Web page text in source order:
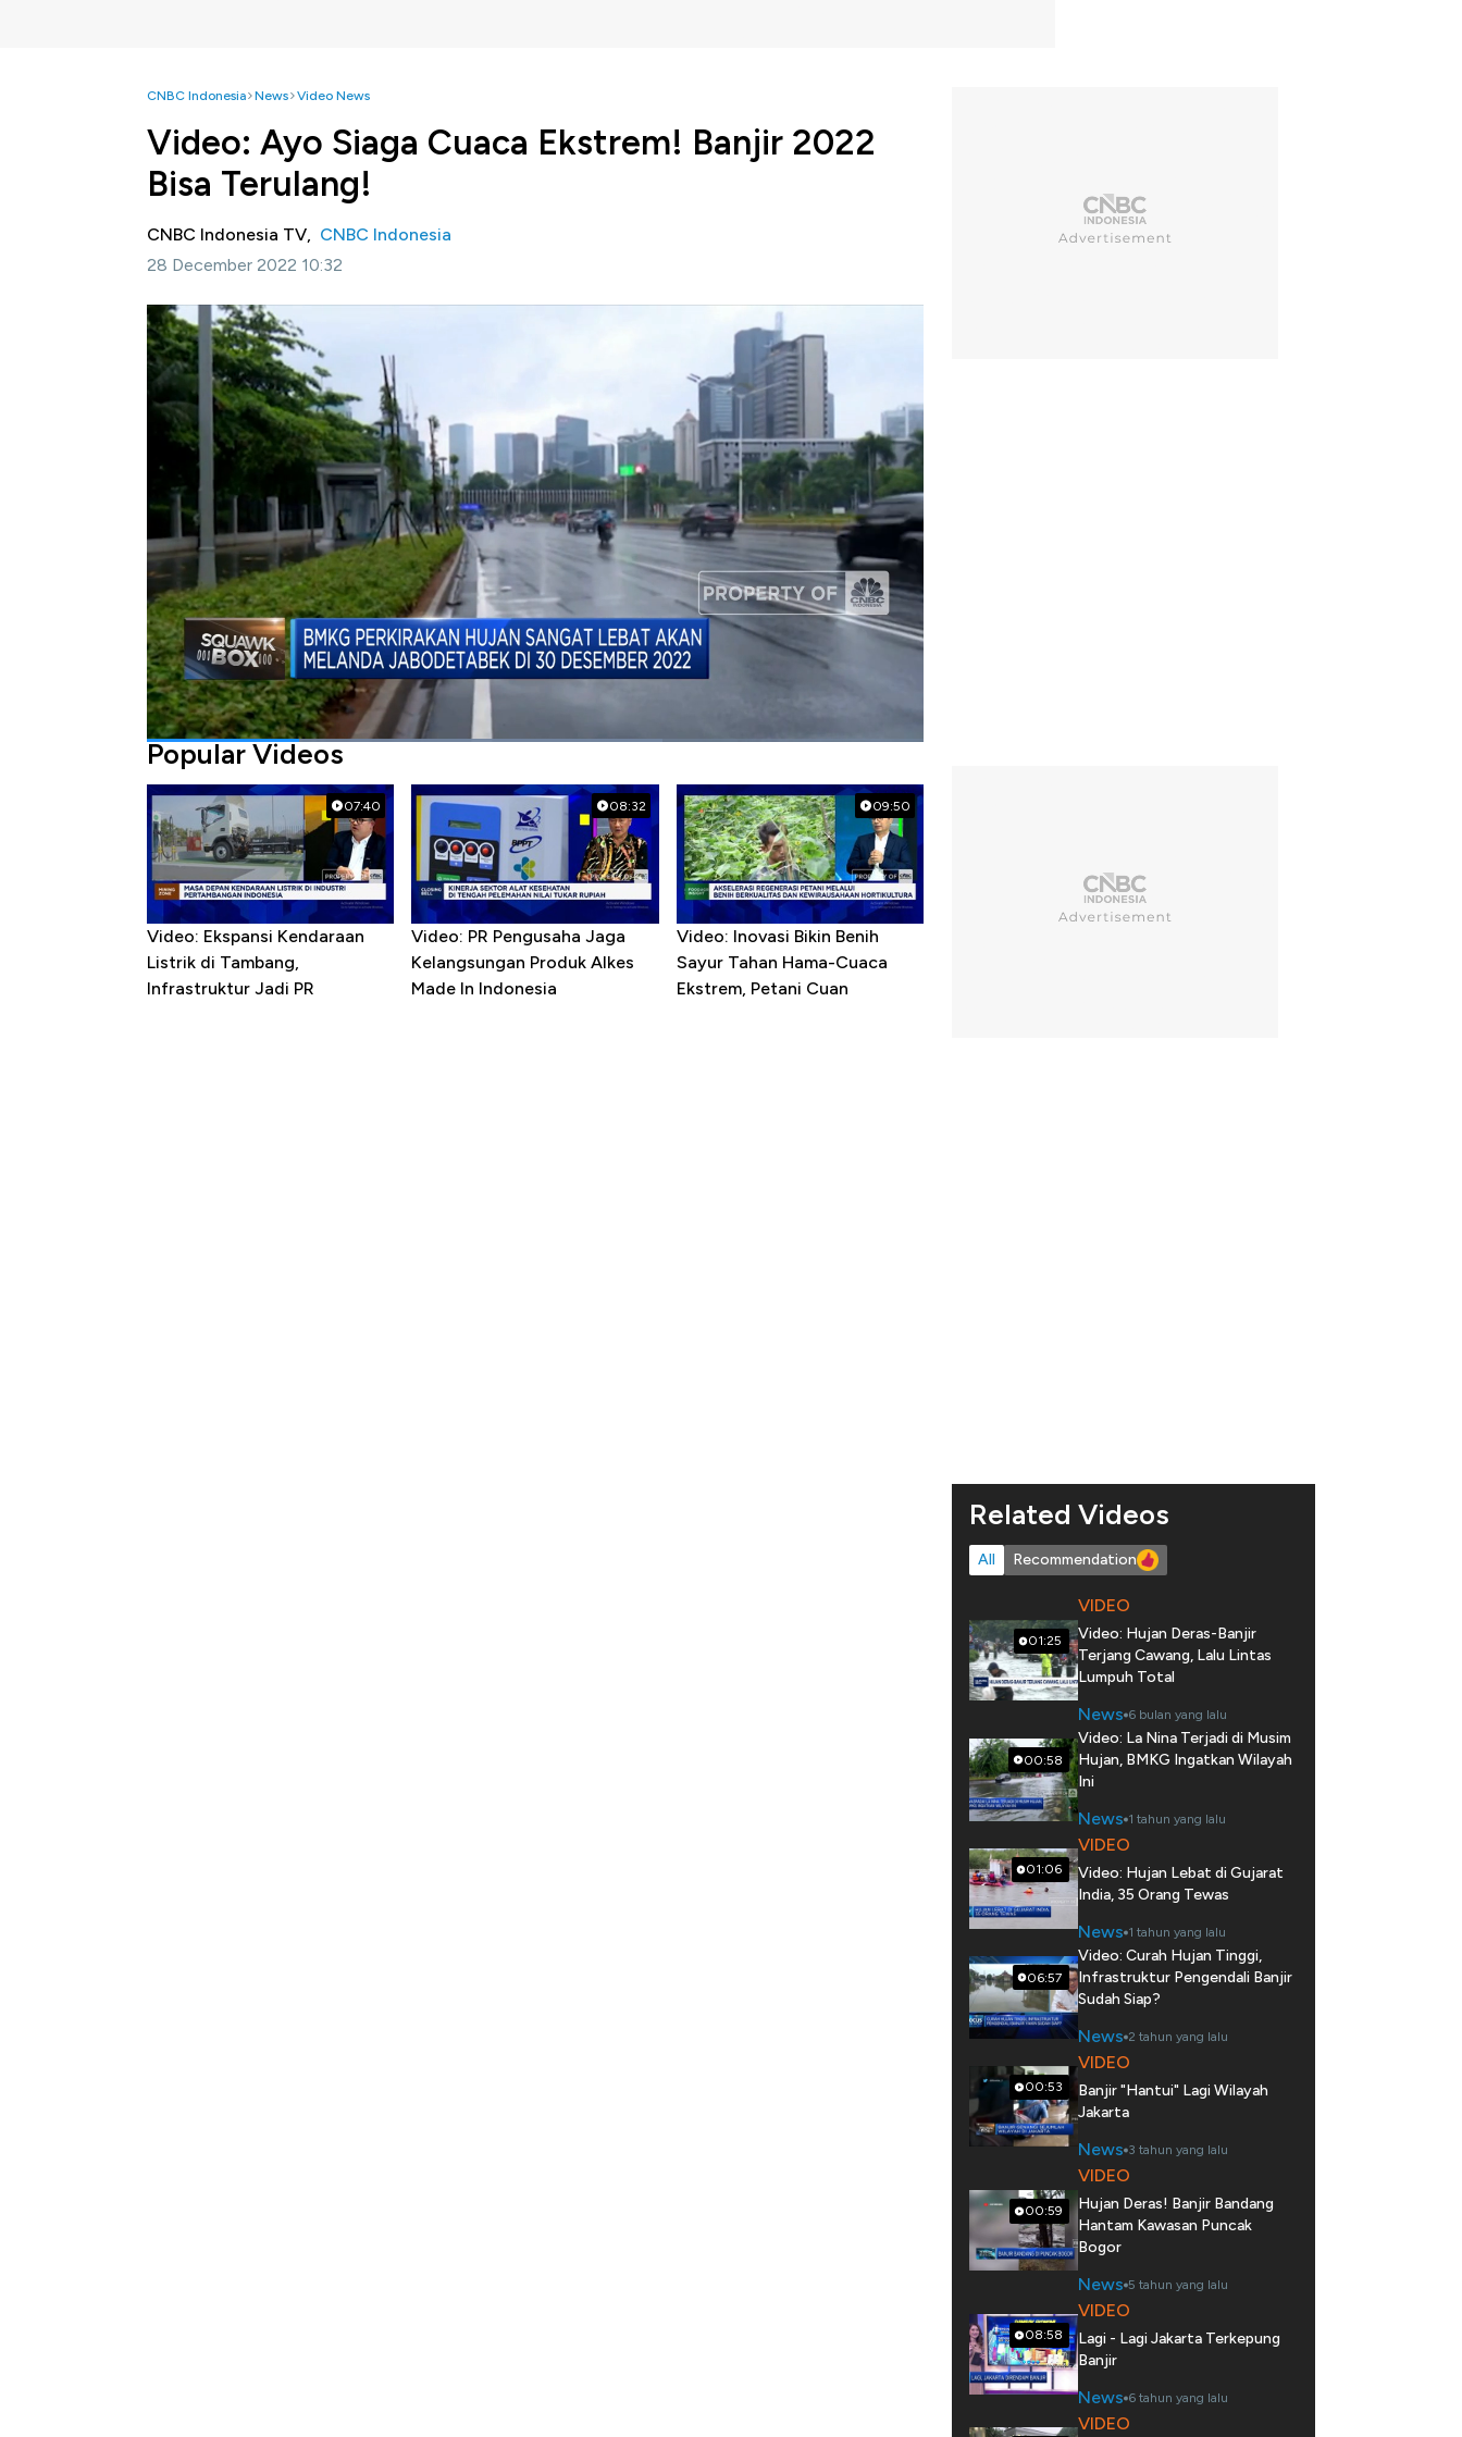
CNBC Indonesia News Video News
Video: Ayo Siaga Cuaca Ekstrem! Banjir 2022
Bisa Terulang!
CNBC Indonesia TV, CNBC Indonesia
28 December 2022 10:32
Jakarta, CNBC Indonesia-
BMKG memperkirakan wilayah Jabodetabek akan mengalami hujan
ekstrem atau sangat lebat pada 30 Desember 2022. Perkiraan ini berbeda dengan perkiraan pusat
riset iklim dan atmosfer BRIN yang justru memperkirakan badai akan terjadi di hari Rabu 28 Desember
2022.
Informasi selengkapnya dalam program Squawk Box CNBC Indonesia (Rabu,28/12/2022) berikut ini.
Bagikan:
#banjir #hujan #bmkg #brin
Popular Videos
07:40
Video: Ekspansi Kendaraan
Listrik di Tambang,
Infrastruktur Jadi PR
08:32
Video: PR Pengusaha Jaga
Kelangsungan Produk Alkes
Made In Indonesia
09:50
Video: Inovasi Bikin Benih
Sayur Tahan Hama-Cuaca
Ekstrem, Petani Cuan
Related Videos
All Recommendation
01:25
VIDEO
Video: Hujan Deras-Banjir
Terjang Cawang, Lalu Lintas
Lumpuh Total
News 6 bulan yang lalu
00:58
Video: La Nina Terjadi di Musim
Hujan, BMKG Ingatkan Wilayah
Ini
News 1 tahun yang lalu
01:06
VIDEO
Video: Hujan Lebat di Gujarat
India, 35 Orang Tewas
News 1 tahun yang lalu
06:57
Video: Curah Hujan Tinggi,
Infrastruktur Pengendali Banjir
Sudah Siap?
News 2 tahun yang lalu
00:53
VIDEO
Banjir "Hantui" Lagi Wilayah
Jakarta
News 3 tahun yang lalu
00:59
VIDEO
Hujan Deras! Banjir Bandang
Hantam Kawasan Puncak
Bogor
News 5 tahun yang lalu
08:58
VIDEO
Lagi - Lagi Jakarta Terkepung
Banjir
News 6 tahun yang lalu
VIDEO